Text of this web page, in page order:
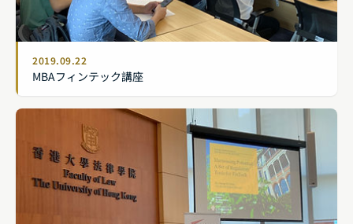
2019.09.22
MBAフィンテック講座